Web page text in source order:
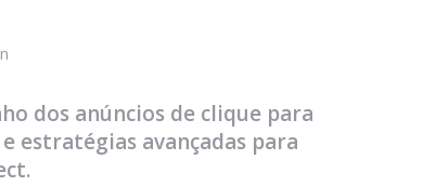
dos anúncios de clique para
estratégias avançadas para